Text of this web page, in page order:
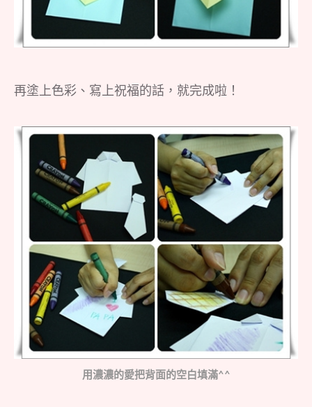
再塗上色彩、寫上祝福的話，就完成啦！
用濃濃的愛把背面的空白填滿^^